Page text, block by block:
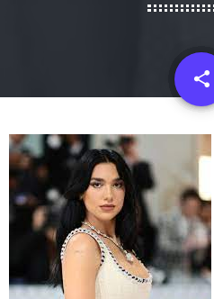
share
email